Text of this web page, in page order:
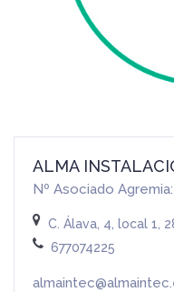
ALMA
Nº Asociado
C. Álava, 4, local 1,
677074225